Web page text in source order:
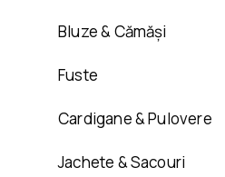
Bluze & Cămăși
Fuste
Cardigane & Pulovere
Jachete & Sacouri